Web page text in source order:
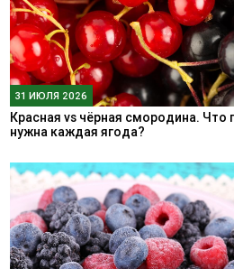
31 ИЮЛЯ 2026
Красная vs чёрная смородина. Что
нужна каждая ягода?